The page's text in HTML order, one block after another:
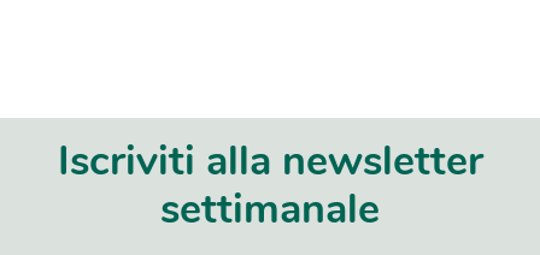
Iscriviti alla newsletter
settimanale